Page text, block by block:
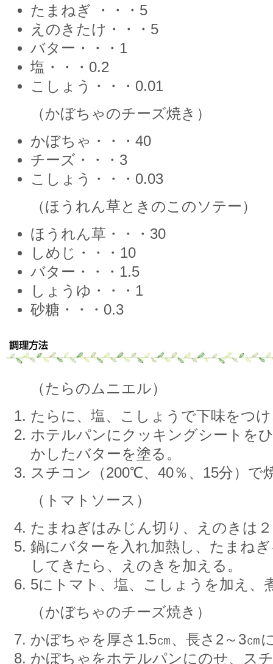
たまねぎ ・・・5
えのきたけ・・・5
バター・・・1
塩・・・0.2
こしょう・・・0.01
（かぼちゃのチーズ焼き）
かぼちゃ・・・40
チーズ・・・3
こしょう・・・0.03
（ほうれん草ときのこのソテー）
ほうれん草・・・30
しめじ・・・10
バター・・・1.5
しょうゆ・・・1
砂糖・・・0.3
（たらのムニエル）
たらに、塩、こしょうで下味をつ
ホテルパンにクッキングシートを
かしたバターを塗る。
スチコン（200℃、40％、15分）で
（トマトソース）
たまねぎはみじん切り、えのきは
鍋にバターを入れ加熱し、たまね
してきたら、えのきを加える。
5にトマト、塩、こしょうを加え、
（かぼちゃのチーズ焼き）
かぼちゃを厚さ1.5㎝、長さ2～3㎝
かぼちゃをホテルパンにのせ、ス